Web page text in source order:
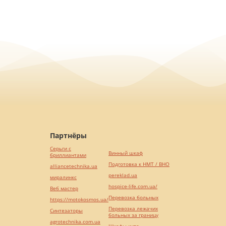
Партнёры
Серьги с
бриллиантами
alliancetechnika.ua
миралинкс
Веб мастер
https://motokosmos.ua/
Синтезаторы
agrotechnika.com.ua
Винный шкаф
Подготовка к НМТ / ВНО
pereklad.ua
hospice-life.com.ua/
Перевозка больных
Перевозка лежачих
больных за границу